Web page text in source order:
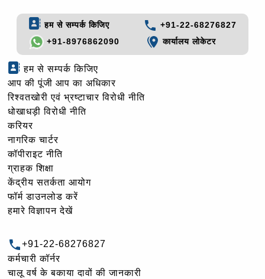
हम से सम्पर्क किजिए
+91-22-68276827
+91-8976862090
कार्यालय लोकेटर
हम से सम्पर्क किजिए
आप की पूंजी आप का अधिकार
रिश्वतखोरी एवं भ्रष्टाचार विरोधी नीति
धोखाधड़ी विरोधी नीति
करियर
नागरिक चार्टर
कॉपीराइट नीति
ग्राहक शिक्षा
केंद्रीय सतर्कता आयोग
फॉर्म डाउनलोड करें
हमारे विज्ञापन देखें
+91-22-68276827
कर्मचारी कॉर्नर
चालू वर्ष के बकाया दावों की जानकारी